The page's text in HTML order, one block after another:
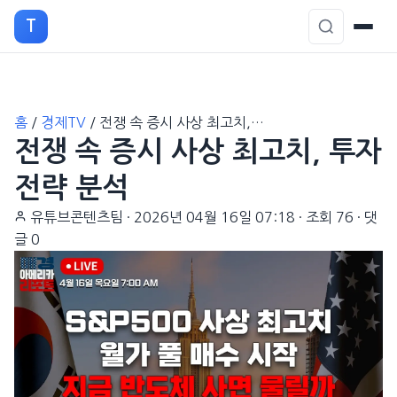
T
홈 / 경제TV / 전쟁 속 증시 사상 최고치,…
전쟁 속 증시 사상 최고치, 투자
전략 분석
유튜브콘텐츠팀 · 2026년 04월 16일 07:18 · 조회 76 · 댓
글 0